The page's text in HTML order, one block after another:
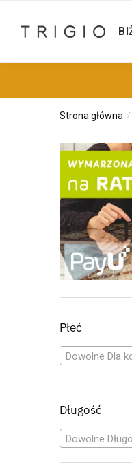
Strona główna /
Płeć
Dowolne Dla
Długość
Dowolne